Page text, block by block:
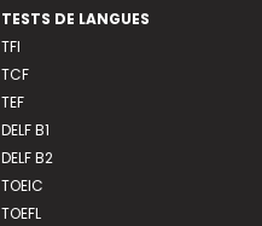
TESTS DE LANGUES
TFI
TCF
TEF
DELF B1
DELF B2
TOEIC
TOEFL